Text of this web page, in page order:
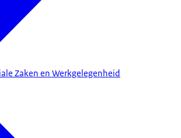
Zaken en Werkgelegenheid